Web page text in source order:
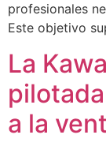
profesionales
Este objetivo
La
a la